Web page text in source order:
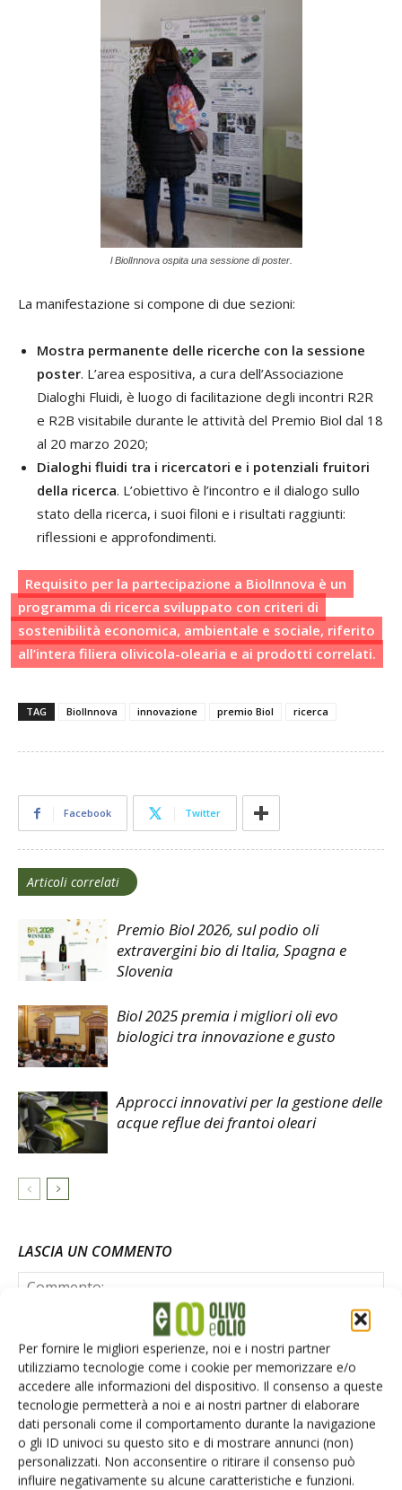
Per fornire le migliori esperienze, noi e i nostri partner
utilizziamo tecnologie come i cookie per memorizzare e/o
accedere alle informazioni del dispositivo. Il consenso a queste
tecnologie permetterà a noi e ai nostri partner di elaborare
dati personali come il comportamento durante la navigazione
o gli ID univoci su questo sito e di mostrare annunci (non)
personalizzati. Non acconsentire o ritirare il consenso può
influire negativamente su alcune caratteristiche e funzioni.
l BiolInnova ospita una sessione di poster.
La manifestazione si compone di due sezioni:
Mostra permanente delle ricerche con la sessione
poster. L’area espositiva, a cura dell’Associazione
Dialoghi Fluidi, è luogo di facilitazione degli incontri R2R
e R2B visitabile durante le attività del Premio Biol dal 18
al 20 marzo 2020;
Dialoghi fluidi tra i ricercatori e i potenziali fruitori
della ricerca. L’obiettivo è l’incontro e il dialogo sullo
stato della ricerca, i suoi filoni e i risultati raggiunti:
riflessioni e approfondimenti.
Requisito per la partecipazione a BiolInnova è un
programma di ricerca sviluppato con criteri di
sostenibilità economica, ambientale e sociale, riferito
all’intera filiera olivicola-olearia e ai prodotti correlati.
TAG BiolInnova innovazione premio Biol ricerca
Facebook Twitter
Articoli correlati
Premio Biol 2026, sul podio oli
extravergini bio di Italia, Spagna e
Slovenia
Biol 2025 premia i migliori oli evo
biologici tra innovazione e gusto
Approcci innovativi per la gestione delle
acque reflue dei frantoi oleari
LASCIA UN COMMENTO